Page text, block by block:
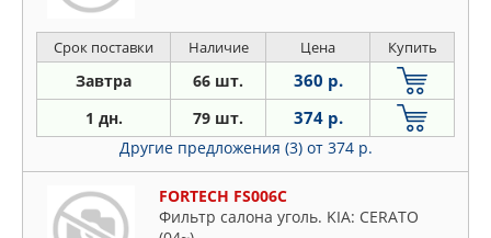
Срок поставки Наличие Цена Купить
Завтра 66 шт. 360 р.
1 дн. 79 шт. 374 р.
Другие предложения (3) от 374 р.
FORTECH FS006C
Фильтр салона уголь. KIA: CERATO